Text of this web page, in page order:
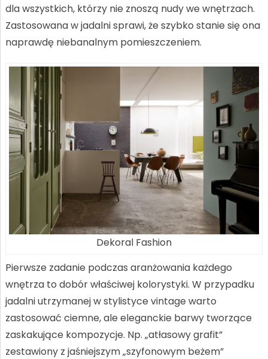
dla wszystkich, którzy nie znoszą nudy we wnętrzach.
Zastosowana w jadalni sprawi, że szybko stanie się ona
naprawdę niebanalnym pomieszczeniem.
Dekoral Fashion
Pierwsze zadanie podczas aranżowania każdego
wnętrza to dobór właściwej kolorystyki. W przypadku
jadalni utrzymanej w stylistyce vintage warto
zastosować ciemne, ale eleganckie barwy tworzące
zaskakujące kompozycje. Np. „atłasowy grafit”
zestawiony z jaśniejszym „szyfonowym beżem”